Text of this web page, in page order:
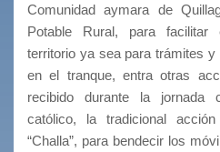
Comunidad aymara de
Potable Rural, para
territorio ya sea para trámites
en el tranque, entra otras
recibido durante la jornada
católico, la tradicional
“Challa”, para bendecir los